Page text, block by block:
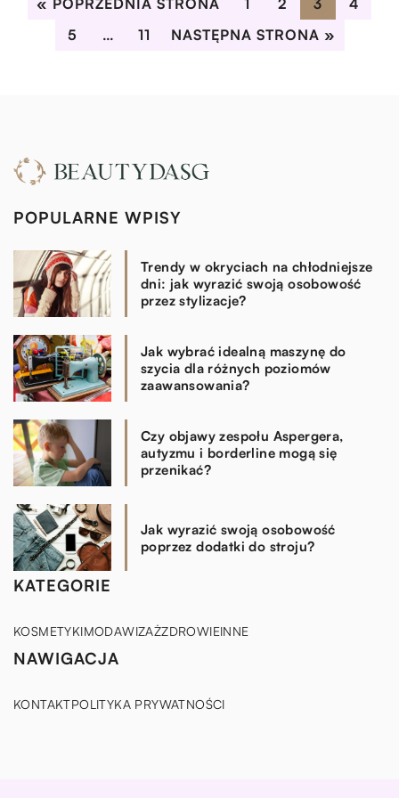
« POPRZEDNIA STRONA 1 2 3
4
5
… 11 NASTĘPNA STRONA »
POPULARNE WPISY
Trendy w okryciach na chłodniejsze
dni: jak wyrazić swoją osobowość
przez stylizacje?
Jak wybrać idealną maszynę do
szycia dla różnych poziomów
zaawansowania?
Czy objawy zespołu Aspergera,
autyzmu i borderline mogą się
przenikać?
Jak wyrazić swoją osobowość
poprzez dodatki do stroju?
KATEGORIE
KOSMETYKIMODAWIZAŻZDROWIEINNE
NAWIGACJA
KONTAKTPOLITYKA PRYWATNOŚCI